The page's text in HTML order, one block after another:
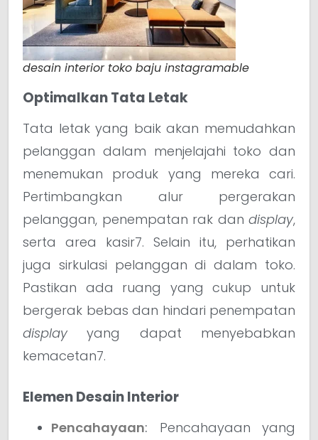
desain interior toko baju instagramable
Optimalkan Tata Letak
Tata letak yang baik akan memudahkan
pelanggan dalam menjelajahi toko dan
menemukan produk yang mereka cari.
Pertimbangkan alur pergerakan
pelanggan, penempatan rak dan display,
serta area kasir7. Selain itu, perhatikan
juga sirkulasi pelanggan di dalam toko.
Pastikan ada ruang yang cukup untuk
bergerak bebas dan hindari penempatan
display yang dapat menyebabkan
kemacetan7.
Elemen Desain Interior
Pencahayaan: Pencahayaan yang